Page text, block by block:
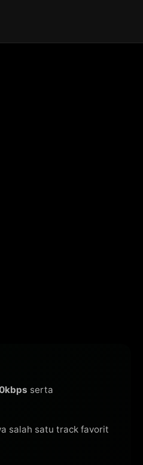
serta
salah satu track favorit